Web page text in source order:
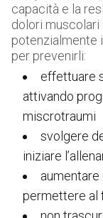
capacità e la
dolori
potenzialmente
per prevenirli:
effettuare
attivando
miscrotraumi
svolgere
iniziare
permettere al